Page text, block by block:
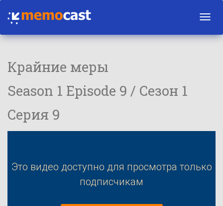
Крайние меры
Season 1 Episode 9 / Сезон 1
Серия 9
Это видео доступно для просмотра только
подписчикам